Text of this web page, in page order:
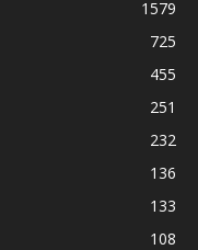
1579
725
455
251
232
136
133
108